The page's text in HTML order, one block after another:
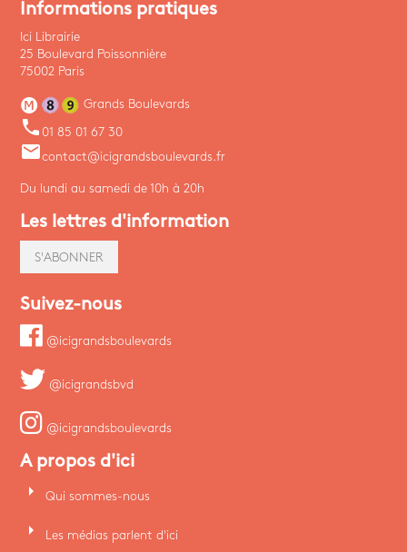
Informations pratiques
Ici Librairie
25 Boulevard Poissonnière
75002 Paris
Grands Boulevards
phone 01 85 01 67 30
emailcontact@icigrandsboulevards.fr
Du lundi au samedi de 10h à 20h
Les lettres d'information
S'ABONNER
Suivez-nous
@icigrandsboulevards
@icigrandsbvd
@icigrandsboulevards
A propos d'ici
arrow_right Qui sommes-nous
arrow_right Les médias parlent d'ici